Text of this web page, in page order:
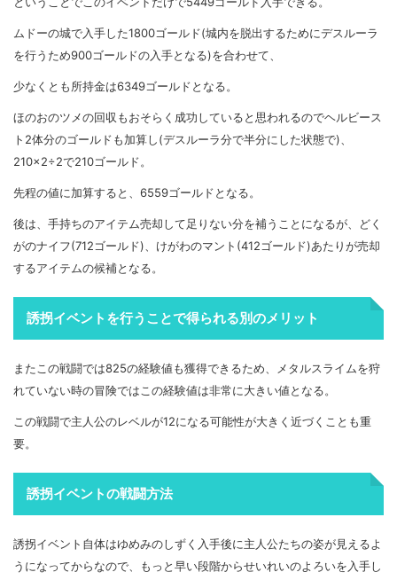
ムドーの城で入手した1800ゴールド(城内を脱出するためにデスルーラ
を行うため900ゴールドの入手となる)を合わせて、
少なくとも所持金は6349ゴールドとなる。
ほのおのツメの回収もおそらく成功していると思われるのでヘルビース
ト2体分のゴールドも加算し(デスルーラ分で半分にした状態で)、
210×2÷2で210ゴールド。
先程の値に加算すると、6559ゴールドとなる。
後は、手持ちのアイテム売却して足りない分を補うことになるが、どく
がのナイフ(712ゴールド)、けがわのマント(412ゴールド)あたりが売却
するアイテムの候補となる。
誘拐イベントを行うことで得られる別のメリット
またこの戦闘では825の経験値も獲得できるため、メタルスライムを狩
れていない時の冒険ではこの経験値は非常に大きい値となる。
この戦闘で主人公のレベルが12になる可能性が大きく近づくことも重
要。
誘拐イベントの戦闘方法
誘拐イベント自体はゆめみのしずく入手後に主人公たちの姿が見えるよ
うになってからなので、もっと早い段階からせいれいのよろいを入手し